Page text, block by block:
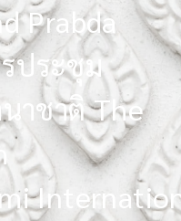
Prabda
รประชุม
าชาติ The